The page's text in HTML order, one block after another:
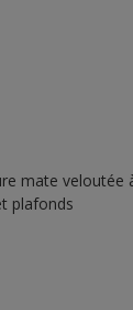
mate
plafonds